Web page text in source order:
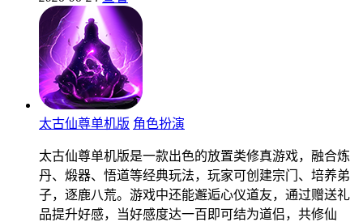
太古仙尊单机版 角色扮演
太古仙尊单机版是一款出色的放置类修真游戏，融合炼
丹、煅器、悟道等经典玩法，玩家可创建宗门、培养弟
子，逐鹿八荒。游戏中还能邂逅心仪道友，通过赠送礼
品提升好感，当好感度达一百即可结为道侣，共修仙